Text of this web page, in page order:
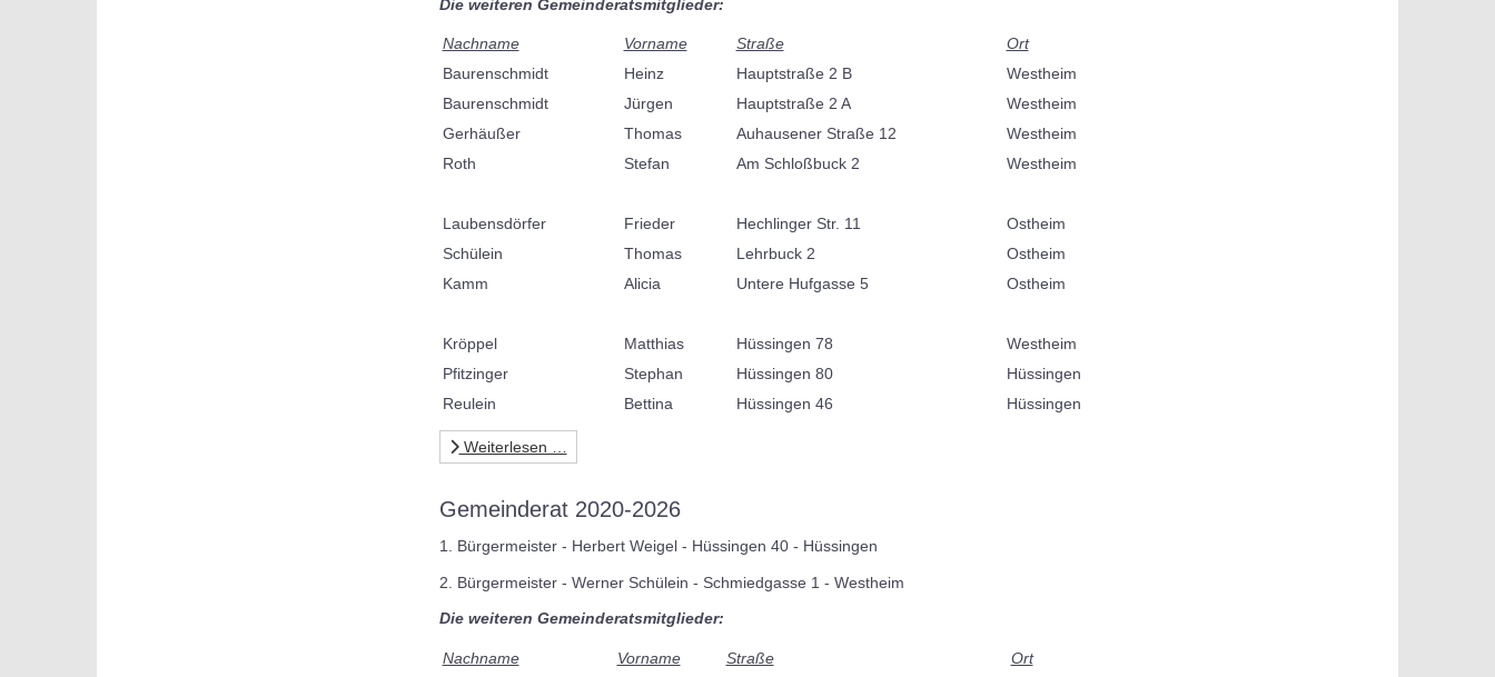
Die weiteren Gemeinderatsmitglieder:
Nachname Vorname Straße
Ort
Baurenschmidt
Heinz Hauptstraße 2 B
Westheim
Baurenschmidt
Jürgen Hauptstraße 2 A
Westheim
Gerhäußer
Thomas Auhausener Straße 12
Westheim
Roth
Stefan Am Schloßbuck 2 Westheim
Laubensdörfer Frieder Hechlinger Str. 11
Ostheim
Schülein
Thomas Lehrbuck 2
Ostheim
Kamm
Alicia Untere Hufgasse 5 Ostheim
Kröppel Matthias Hüssingen 78
Westheim
Pfitzinger
Stephan Hüssingen 80
Hüssingen
Reulein
Bettina Hüssingen 46 Hüssingen
Weiterlesen …
Gemeinderat 2020-2026
1. Bürgermeister - Herbert Weigel - Hüssingen 40 - Hüssingen
2. Bürgermeister - Werner Schülein - Schmiedgasse 1 - Westheim
Die weiteren Gemeinderatsmitglieder:
Nachname Vorname Straße
Ort